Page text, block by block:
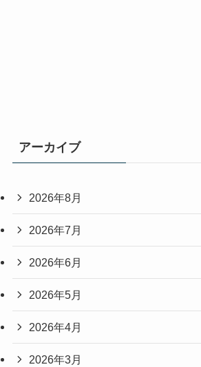
アーカイブ
2026年8月
2026年7月
2026年6月
2026年5月
2026年4月
2026年3月